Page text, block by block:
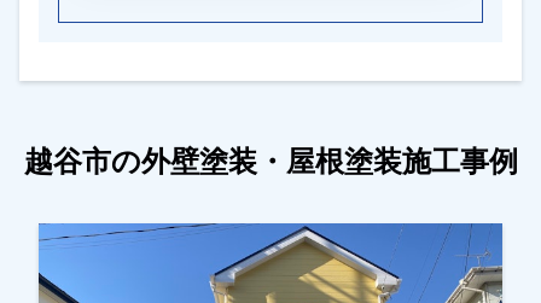
越谷市の外壁塗装・屋根塗装施工事例